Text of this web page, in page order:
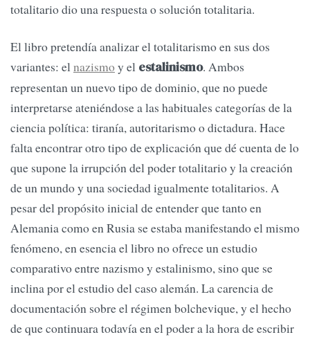
totalitario dio una respuesta o solución totalitaria.
El libro pretendía analizar el totalitarismo en sus dos
variantes: elnazismoy el estalinismo. Ambos
representan un nuevo tipo de dominio, que no puede
interpretarse ateniéndose a las habituales categorías de la
ciencia política: tiranía, autoritarismo o dictadura. Hace
falta encontrar otro tipo de explicación que dé cuenta de lo
que supone la irrupción del poder totalitario y la creación
de un mundo y una sociedad igualmente totalitarios. A
pesar del propósito inicial de entender que tanto en
Alemania como en Rusia se estaba manifestando el mismo
fenómeno, en esencia el libro no ofrece un estudio
comparativo entre nazismo y estalinismo, sino que se
inclina por el estudio del caso alemán. La carencia de
documentación sobre el régimen bolchevique, y el hecho
de que continuara todavía en el poder a la hora de escribir